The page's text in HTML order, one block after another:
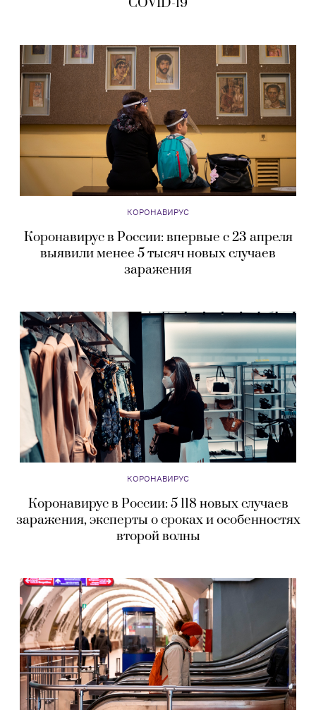
КОРОНАВИРУС
Коронавирус в России: впервые с 23 апреля
выявили менее 5 тысяч новых случаев
заражения
КОРОНАВИРУС
Коронавирус в России: 5 118 новых случаев
заражения, эксперты о сроках и особенностях
второй волны